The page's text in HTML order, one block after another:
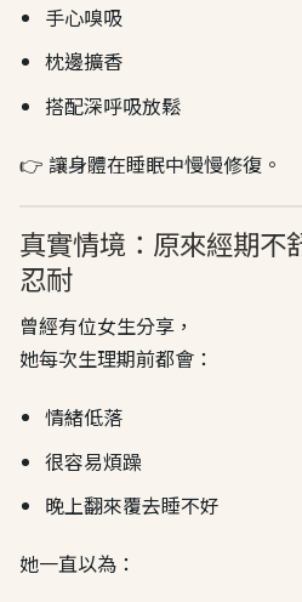
手心嗅吸
枕邊擴香
搭配深呼吸放鬆
👉 讓身體在睡眠中慢慢修復。
真實情境：原來經期不
忍耐
曾經有位女生分享，
她每次生理期前都會：
情緒低落
很容易煩躁
晚上翻來覆去睡不好
她一直以為：